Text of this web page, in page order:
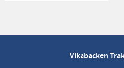
Vikabacken